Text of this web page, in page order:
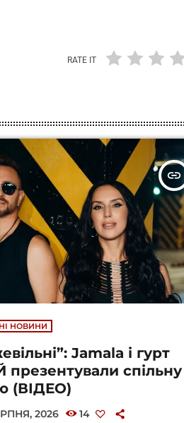
RATE IT
insert_link
НОВИНИ
Jamala і гурт
презентували спільну
(ВІДЕО)
2026 14